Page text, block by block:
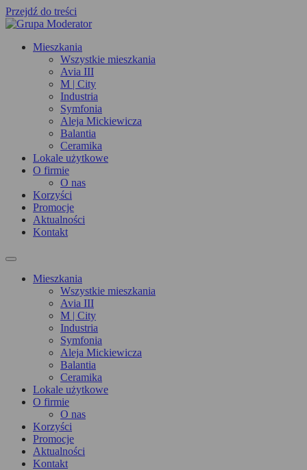
Przejdź do treści
Mieszkania
Wszystkie mieszkania
Avia III
M | City
Industria
Symfonia
Aleja Mickiewicza
Balantia
Ceramika
Lokale użytkowe
O firmie
O nas
Korzyści
Promocje
Aktualności
Kontakt
Mieszkania
Wszystkie mieszkania
Avia III
M | City
Industria
Symfonia
Aleja Mickiewicza
Balantia
Ceramika
Lokale użytkowe
O firmie
O nas
Korzyści
Promocje
Aktualności
Kontakt